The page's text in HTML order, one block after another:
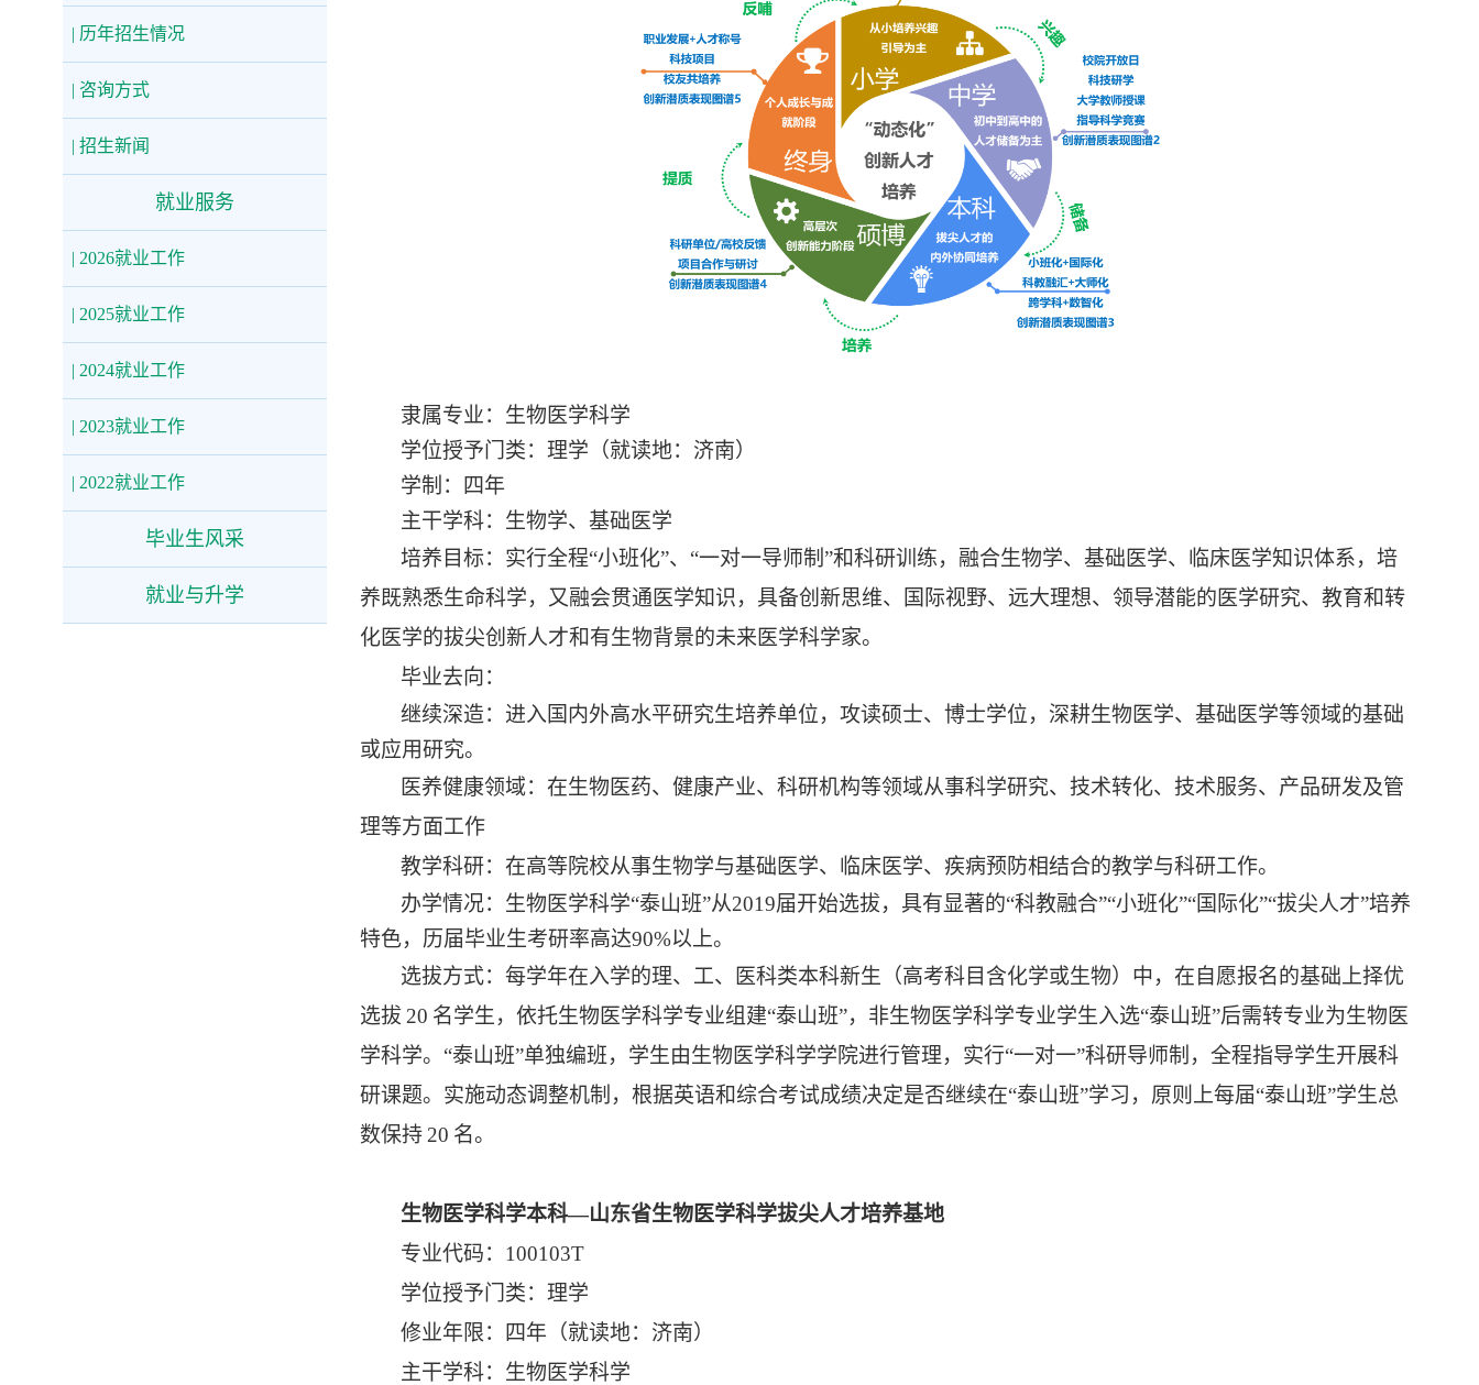
| 历年招生情况
| 咨询方式
| 招生新闻
就业服务
| 2026就业工作
| 2025就业工作
| 2024就业工作
| 2023就业工作
| 2022就业工作
毕业生风采
就业与升学
隶属专业：生物医学科学
学位授予门类：理学（就读地：济南）
学制：四年
主干学科：生物学、基础医学
培养目标：实行全程“小班化”、“一对一导师制”和科研训练，融合生物学、基础医学、临床医学知识体系，培
养既熟悉生命科学，又融会贯通医学知识，具备创新思维、国际视野、远大理想、领导潜能的医学研究、教育和转
化医学的拔尖创新人才和有生物背景的未来医学科学家。
毕业去向：
继续深造：进入国内外高水平研究生培养单位，攻读硕士、博士学位，深耕生物医学、基础医学等领域的基础
或应用研究。
医养健康领域：在生物医药、健康产业、科研机构等领域从事科学研究、技术转化、技术服务、产品研发及管
理等方面工作
教学科研：在高等院校从事生物学与基础医学、临床医学、疾病预防相结合的教学与科研工作。
办学情况：生物医学科学“泰山班”从2019届开始选拔， 具有显著的“科教融合”“小班化”“国际化”“拔尖人才”培养
特色，历届毕业生考研率高达90%以上。
选拔方式：每学年在入学的理、工、医科类本科新生（高考科目含化学或生物）中，在自愿报名的基础上择优
选拔 20 名学生，依托生物医学科学专业组建“泰山班”，非生物医学科学专业学生入选“泰山班”后需转专业为生物医
学科学。“泰山班”单独编班，学生由生物医学科学学院进行管理，实行“一对一”科研导师制，全程指导学生开展科
研课题。实施动态调整机制，根据英语和综合考试成绩决定是否继续在“泰山班”学习，原则上每届“泰山班”学生总
数保持 20 名。
生物医学科学本科—山东省生物医学科学拔尖人才培养基地
专业代码：100103T
学位授予门类：理学
修业年限：四年（就读地：济南）
主干学科：生物医学科学